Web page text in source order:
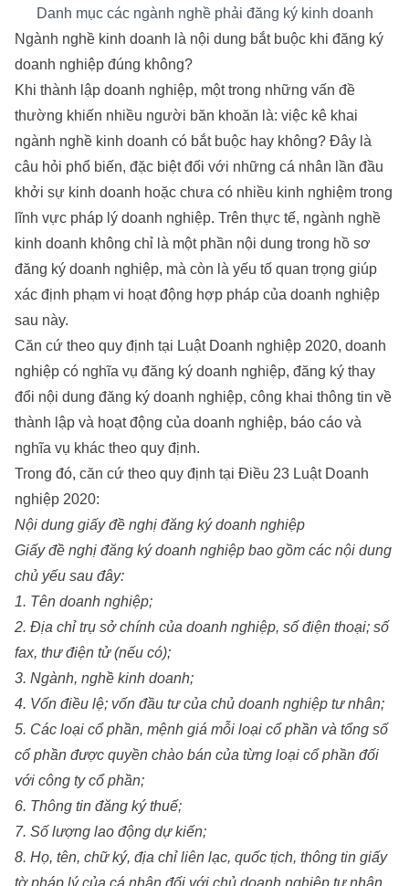
Danh mục các ngành nghề phải đăng ký kinh doanh
Ngành nghề kinh doanh là nội dung bắt buộc khi đăng ký
doanh nghiệp đúng không?
Khi thành lập doanh nghiệp, một trong những vấn đề
thường khiến nhiều người băn khoăn là: việc kê khai
ngành nghề kinh doanh có bắt buộc hay không? Đây là
câu hỏi phổ biến, đặc biệt đối với những cá nhân lần đầu
khởi sự kinh doanh hoặc chưa có nhiều kinh nghiệm trong
lĩnh vực pháp lý doanh nghiệp. Trên thực tế, ngành nghề
kinh doanh không chỉ là một phần nội dung trong hồ sơ
đăng ký doanh nghiệp, mà còn là yếu tố quan trọng giúp
xác định phạm vi hoạt động hợp pháp của doanh nghiệp
sau này.
Căn cứ theo quy định tại Luật Doanh nghiệp 2020, doanh
nghiệp có nghĩa vụ đăng ký doanh nghiệp, đăng ký thay
đổi nội dung đăng ký doanh nghiệp, công khai thông tin về
thành lập và hoạt động của doanh nghiệp, báo cáo và
nghĩa vụ khác theo quy định.
Trong đó, căn cứ theo quy định tại Điều 23 Luật Doanh
nghiệp 2020:
Nội dung giấy đề nghị đăng ký doanh nghiệp
Giấy đề nghị đăng ký doanh nghiệp bao gồm các nội dung
chủ yếu sau đây:
1. Tên doanh nghiệp;
2. Địa chỉ trụ sở chính của doanh nghiệp, số điện thoại; số
fax, thư điện tử (nếu có);
3. Ngành, nghề kinh doanh;
4. Vốn điều lệ; vốn đầu tư của chủ doanh nghiệp tư nhân;
5. Các loại cổ phần, mệnh giá mỗi loại cổ phần và tổng số
cổ phần được quyền chào bán của từng loại cổ phần đối
với công ty cổ phần;
6. Thông tin đăng ký thuế;
7. Số lượng lao động dự kiến;
8. Họ, tên, chữ ký, địa chỉ liên lạc, quốc tịch, thông tin giấy